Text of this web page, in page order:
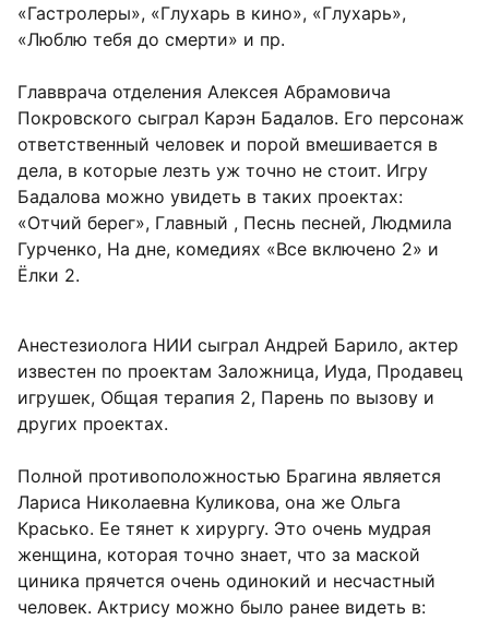
«Гастролеры», «Глухарь в кино», «Глухарь»,
«Люблю тебя до смерти» и пр.
Главврача отделения Алексея Абрамовича
Покровского сыграл Карэн Бадалов. Его персонаж
ответственный человек и порой вмешивается в
дела, в которые лезть уж точно не стоит. Игру
Бадалова можно увидеть в таких проектах:
«Отчий берег», Главный , Песнь песней, Людмила
Гурченко, На дне, комедиях «Все включено 2» и
Ёлки 2.
Анестезиолога НИИ сыграл Андрей Барило, актер
известен по проектам Заложница, Иуда, Продавец
игрушек, Общая терапия 2, Парень по вызову и
других проектах.
Полной противоположностью Брагина является
Лариса Николаевна Куликова, она же Ольга
Красько. Ее тянет к хирургу. Это очень мудрая
женщина, которая точно знает, что за маской
циника прячется очень одинокий и несчастный
человек. Актрису можно было ранее видеть в: